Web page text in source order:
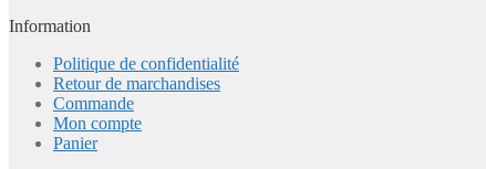
Information
Politique de confidentialité
Retour de marchandises
Commande
Mon compte
Panier